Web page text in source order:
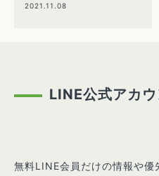
2021.11.08
LINE公式アカウ
無料LINE会員だけの情報や優